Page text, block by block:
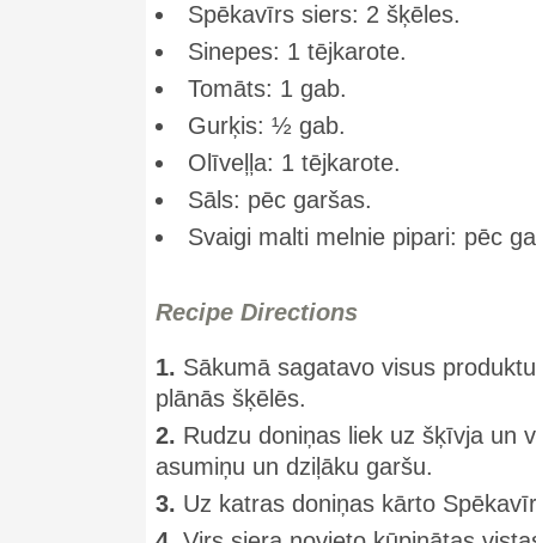
Spēkavīrs siers: 2 šķēles.
Sinepes: 1 tējkarote.
Tomāts: 1 gab.
Gurķis: ½ gab.
Olīveļļa: 1 tējkarote.
Sāls: pēc garšas.
Svaigi malti melnie pipari: pēc
Recipe Directions
1. Sākumā sagatavo visus
plānās šķēlēs.
2. Rudzu doniņas liek uz šķīvja un
asumiņu un dziļāku garšu.
3. Uz katras doniņas kārto